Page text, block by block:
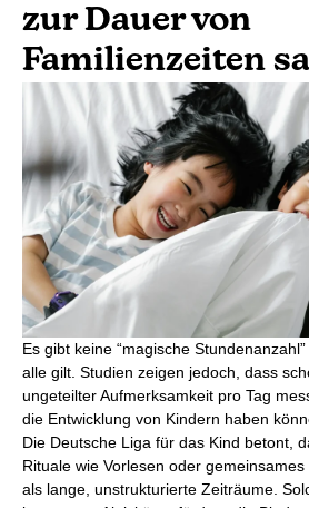
zur Dauer von
Familienzeiten
Es gibt keine “magische
alle gilt. Studien zeigen jedoch, dass
ungeteilter Aufmerksamkeit pro Tag
die Entwicklung von Kindern haben
Die Deutsche Liga für das Kind betont,
Rituale wie Vorlesen oder
als lange, unstrukturierte Zeiträume.